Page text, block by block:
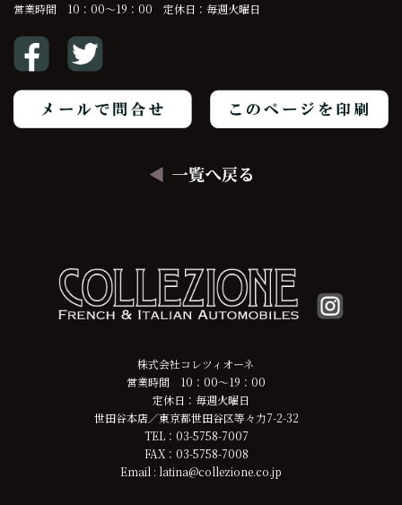
営業時間 10：00～19：00 定休日：毎週火曜日
株式会社コレツィオーネ
営業時間 10：00～19：00
定休日：毎週火曜日
世田谷本店／東京都世田谷区等々力7-2-32
TEL：03-5758-7007
FAX：03-5758-7008
Email : latina@collezione.co.jp